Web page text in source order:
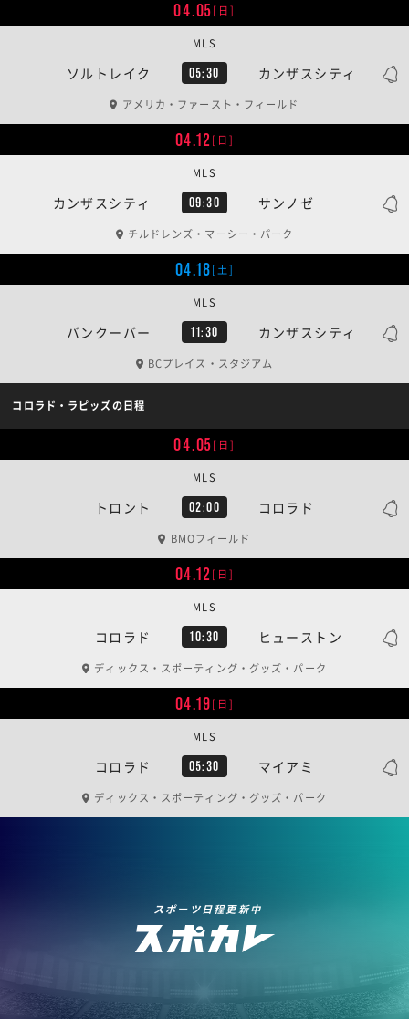
04.05[日]
ソルトレイク 05:30 カンザスシティ
MLS
アメリカ・ファースト・フィールド
04.12[日]
カンザスシティ 09:30 サンノゼ
MLS
チルドレンズ・マーシー・パーク
04.18[土]
バンクーバー 11:30 カンザスシティ
MLS
BCプレイス・スタジアム
コロラド・ラピッズの日程
04.05[日]
トロント 02:00 コロラド
MLS
BMOフィールド
04.12[日]
コロラド 10:30 ヒューストン
MLS
ディックス・スポーティング・グッズ・パーク
04.19[日]
コロラド 05:30 マイアミ
MLS
ディックス・スポーティング・グッズ・パーク
スポーツ日程更新中